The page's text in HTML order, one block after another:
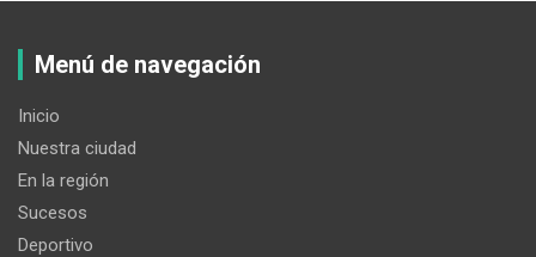
Menú de navegación
Inicio
Nuestra ciudad
En la región
Sucesos
Deportivo